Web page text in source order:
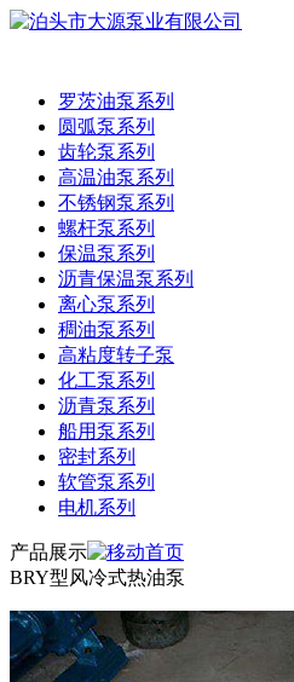
罗茨油泵系列
圆弧泵系列
齿轮泵系列
高温油泵系列
不锈钢泵系列
螺杆泵系列
保温泵系列
沥青保温泵系列
离心泵系列
稠油泵系列
高粘度转子泵
化工泵系列
沥青泵系列
船用泵系列
密封系列
软管泵系列
电机系列
产品展示
BRY型风冷式热油泵